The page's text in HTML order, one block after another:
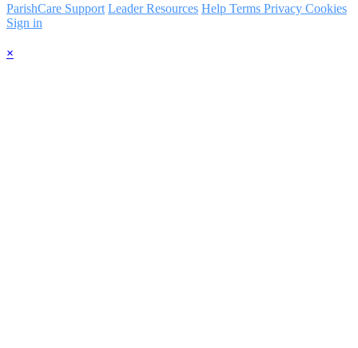
ParishCare Support Leader Resources Help Terms Privacy Cookies
Sign in
×